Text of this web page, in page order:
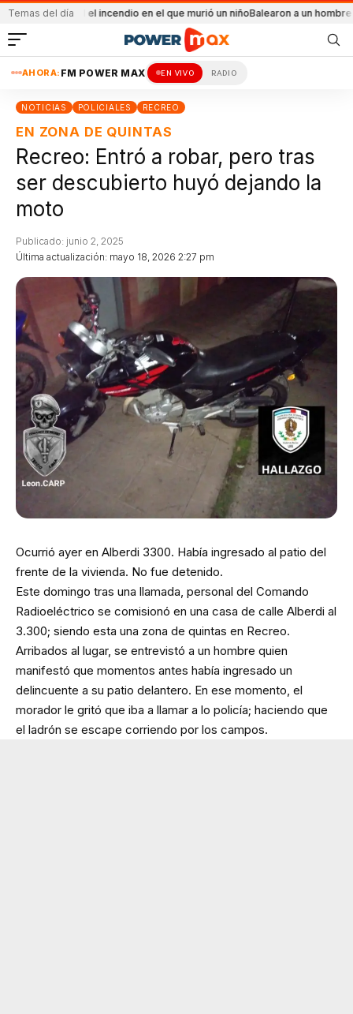
Temas del día
el incendio en el que murió un niñoBalearon a un hombre en un
AHORA: FM POWER MAX EN VIVO RADIO
NOTICIAS POLICIALES RECREO
EN ZONA DE QUINTAS
Recreo: Entró a robar, pero tras
ser descubierto huyó dejando la
moto
Última actualización: mayo 18, 2026 2:27 pm
Publicado: junio 2, 2025
Ocurrió ayer en Alberdi 3300. Había ingresado al patio del
frente de la vivienda. No fue detenido.
Este domingo tras una llamada, personal del Comando
Radioeléctrico se comisionó en una casa de calle Alberdi al
3.300; siendo esta una zona de quintas en Recreo.
Arribados al lugar, se entrevistó a un hombre quien
manifestó que momentos antes había ingresado un
delincuente a su patio delantero. En ese momento, el
morador le gritó que iba a llamar a lo policía; haciendo que
el ladrón se escape corriendo por los campos.